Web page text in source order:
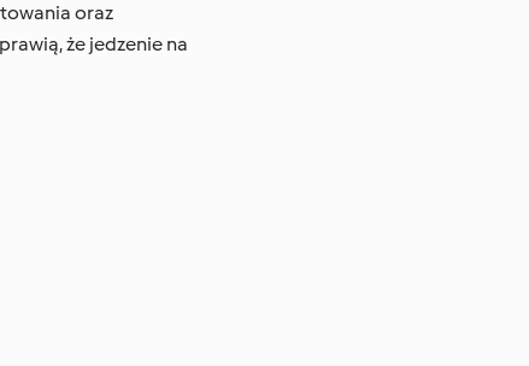
oraz
że jedzenie na